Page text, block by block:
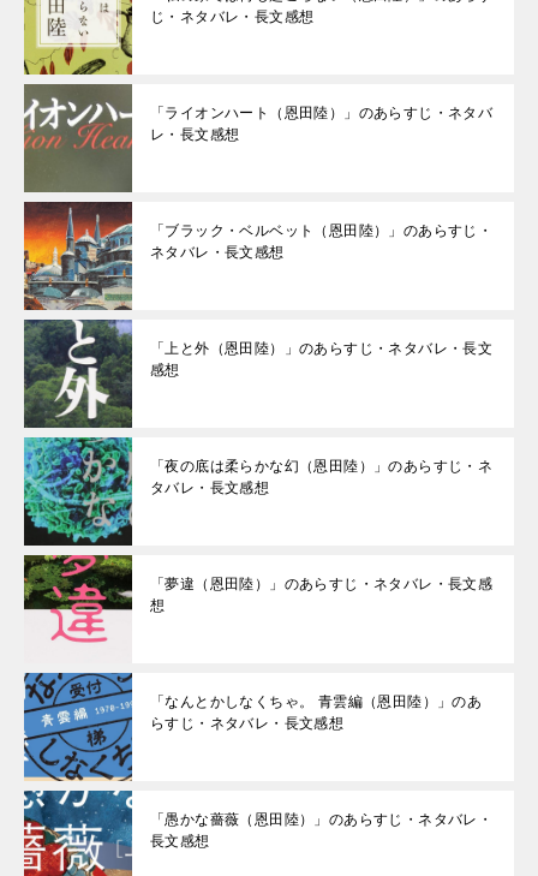
じ・ネタバレ・長文感想
「ライオンハート（恩田陸）」のあらすじ・ネタバ
レ・長文感想
「ブラック・ベルベット（恩田陸）」のあらすじ・
ネタバレ・長文感想
「上と外（恩田陸）」のあらすじ・ネタバレ・長文
感想
「夜の底は柔らかな幻（恩田陸）」のあらすじ・ネ
タバレ・長文感想
「夢違（恩田陸）」のあらすじ・ネタバレ・長文感
想
「なんとかしなくちゃ。 青雲編（恩田陸）」のあ
らすじ・ネタバレ・長文感想
「愚かな薔薇（恩田陸）」のあらすじ・ネタバレ・
長文感想